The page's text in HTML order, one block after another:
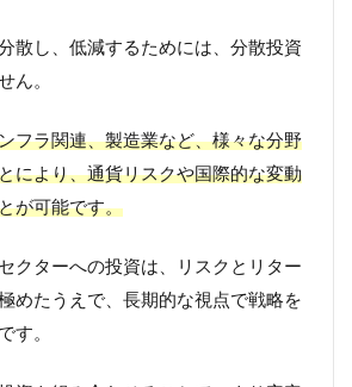
散し、低減するためには、分散投資
ん。
フラ関連、製造業など、様々な分野
により、通貨リスクや国際的な変動
が可能です。
クターへの投資は、リスクとリター
めたうえで、長期的な視点で戦略を
す。